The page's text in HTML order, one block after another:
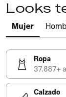
Looks
Mujer
Ropa
37.887+
Calzado